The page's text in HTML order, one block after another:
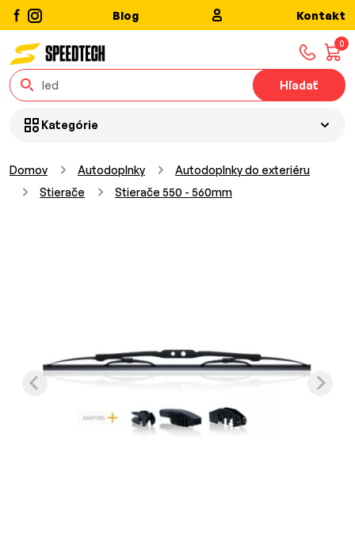
Blog Kontakt
0
Hľadať
Kategórie
Domov Autodoplnky
Autodoplnky do exteriéru
Stierače
Stierače 550 - 560mm